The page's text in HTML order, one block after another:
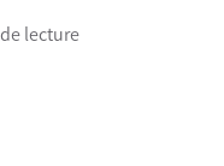
lecture